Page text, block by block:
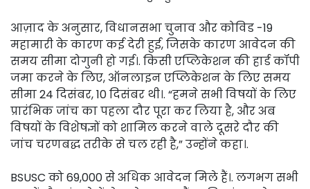
आज़ाद के अनुसार, विधानसभा चुनाव और कोविड -19
महामारी के कारण कई देरी हुई, जिसके कारण आवेदन की
समय सीमा दोगुनी हो गई।. किसी एप्लिकेशन की हार्ड कॉपी
जमा करने के लिए, ऑनलाइन एप्लिकेशन के लिए समय
सीमा 24 दिसंबर, 10 दिसंबर थी।. “हमने सभी विषयों के लिए
प्रारंभिक जांच का पहला दौर पूरा कर लिया है, और अब
विषयों के विशेषज्ञों को शामिल करने वाले दूसरे दौर की
जांच चरणबद्ध तरीके से चल रही है,” उन्होंने कहा।.
BSUSC को 69,000 से अधिक आवेदन मिले हैं।. लगभग सभी